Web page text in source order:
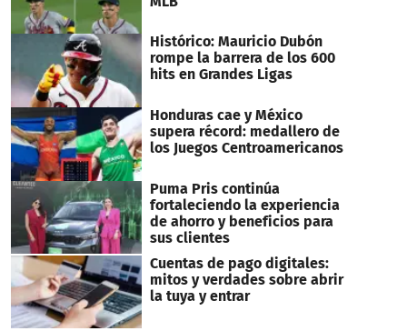
Histórico: Mauricio Dubón
rompe la barrera de los 600
hits en Grandes Ligas
Honduras cae y México
supera récord: medallero de
los Juegos Centroamericanos
Puma Pris continúa
fortaleciendo la experiencia
de ahorro y beneficios para
sus clientes
Cuentas de pago digitales:
mitos y verdades sobre abrir
la tuya y entrar